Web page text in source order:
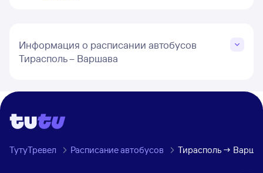
Информация о расписании автобусов
Тирасполь – Варшава
ТутуТревел Расписание автобусов Тирасполь →